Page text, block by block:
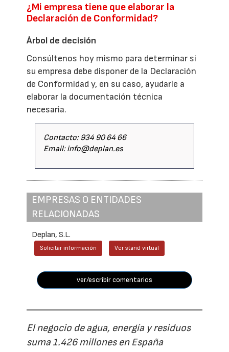
¿Mi empresa tiene que elaborar la
Declaración de Conformidad?
Árbol de decisión
Consúltenos hoy mismo para determinar si
su empresa debe disponer de la Declaración
de Conformidad y, en su caso, ayudarle a
elaborar la documentación técnica
necesaria.
Contacto: 934 90 64 66
Email: info@deplan.es
EMPRESAS O ENTIDADES
RELACIONADAS
Deplan, S.L.
Solicitar información Ver stand virtual
ver/escribir comentarios
El negocio de agua, energía y residuos
suma 1.426 millones en España